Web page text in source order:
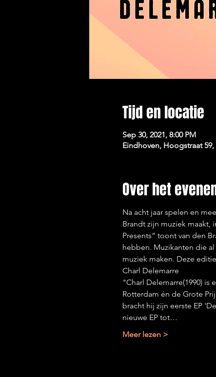
Tijd en locatie
Sep 30, 2021, 8:00 PM
Eindhoven, Hoogstraat
Over het
Na acht jaar spelen en
Brandt zijn muziek maakt,
Presents” toont van den
hebben. Muzikanten die
muziek maken. Deze
Charl Delemarre
"Charl Delemarre(1990)
Rotterdam én de Grote
bracht hij zijn eerste EP
nieuwe EP tot…
Meer lezen >